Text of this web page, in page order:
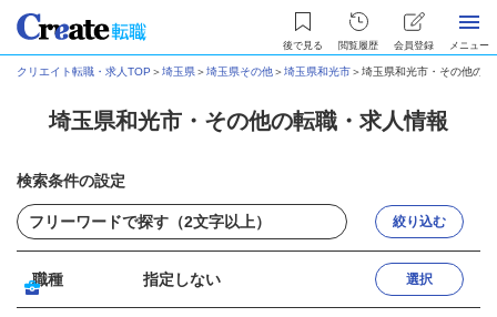
後で見る 閲覧履歴 会員登録 メニュー
クリエイト転職・求人TOP ＞埼玉県＞埼玉県その他＞埼玉県和光市＞埼玉県和光市・その他の
埼玉県和光市・その他の転職・求人情報
検索条件の設定
絞り込む
職種 指定しない 選択